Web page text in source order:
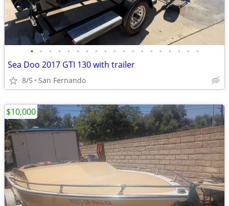
• • • • • • • • • • • • • • • • • • •
Sea Doo 2017 GTI 130 with trailer
8/5 San Fernando
$10,000